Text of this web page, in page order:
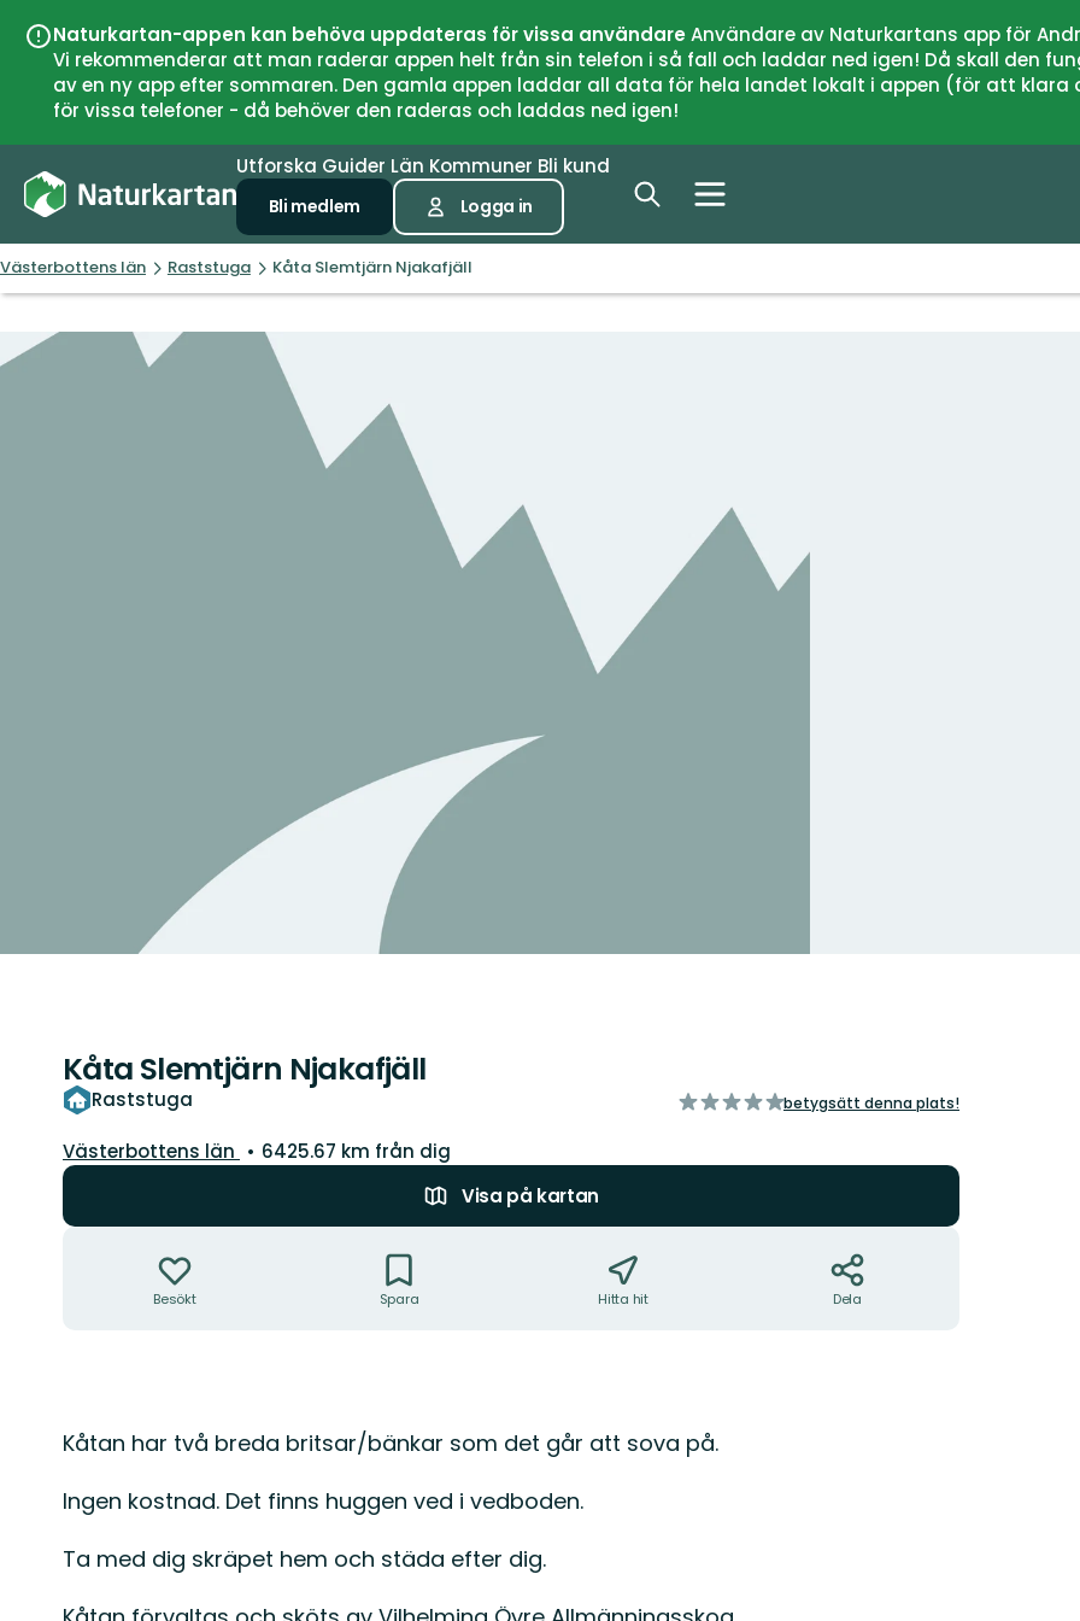
Naturkartan-appen kan behöva uppdateras för vissa användareAnvändare av Naturkartans app för
Vi rekommenderar att man raderar appen helt från sin telefon i så fall och laddar ned igen! Då skall den
av en ny app efter sommaren. Den gamla appen laddar all data för hela landet lokalt i appen (för att
för vissa telefoner - då behöver den raderas och laddas ned igen!
Utforska Guider Län Kommuner Bli kund
Bli medlem Logga in
Västerbottens län Raststuga Kåta Slemtjärn Njakafjäll
Kåta Slemtjärn Njakafjäll
Raststuga
av
betygsätt denna plats!
Län:
Västerbottens län
6425.67 km från dig
Visa på kartan
Besökt Spara Hitta hit Dela
Beskrivning
Kåtan har två breda britsar/bänkar som det går att sova på.
Ingen kostnad. Det finns huggen ved i vedboden.
Ta med dig skräpet hem och städa efter dig.